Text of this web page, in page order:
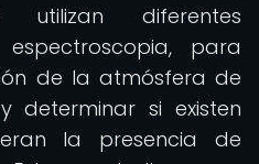
utilizan diferentes
para
de la atmósfera de
determinar si existen
la presencia de